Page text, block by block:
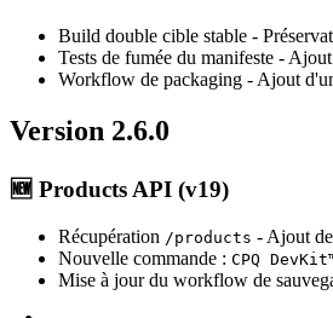
Build double cible stable -
Tests de fumée du manifeste - Ajout
Workflow de packaging - Ajout
Version 2.6.0
🆕 Products API (v19)
Récupération /products - Ajout
Nouvelle commande : CPQ
Mise à jour du workflow de